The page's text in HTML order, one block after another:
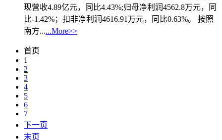
现营收4.89亿元，同比4.43%;归母净利润4562.8万元，同
比-1.42%；扣非净利润4616.91万元，同比0.63%。 按照
南方......More>>
首页
1
2
3
4
5
6
7
下一页
末页